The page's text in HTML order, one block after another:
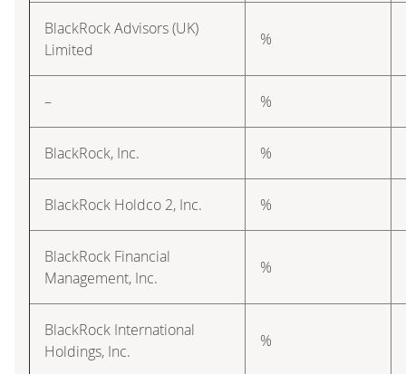
BlackRock Advisors (UK)
Limited
%
– %
BlackRock, Inc. %
BlackRock Holdco 2, Inc. %
BlackRock Financial
Management, Inc.
%
BlackRock International
Holdings, Inc.
%